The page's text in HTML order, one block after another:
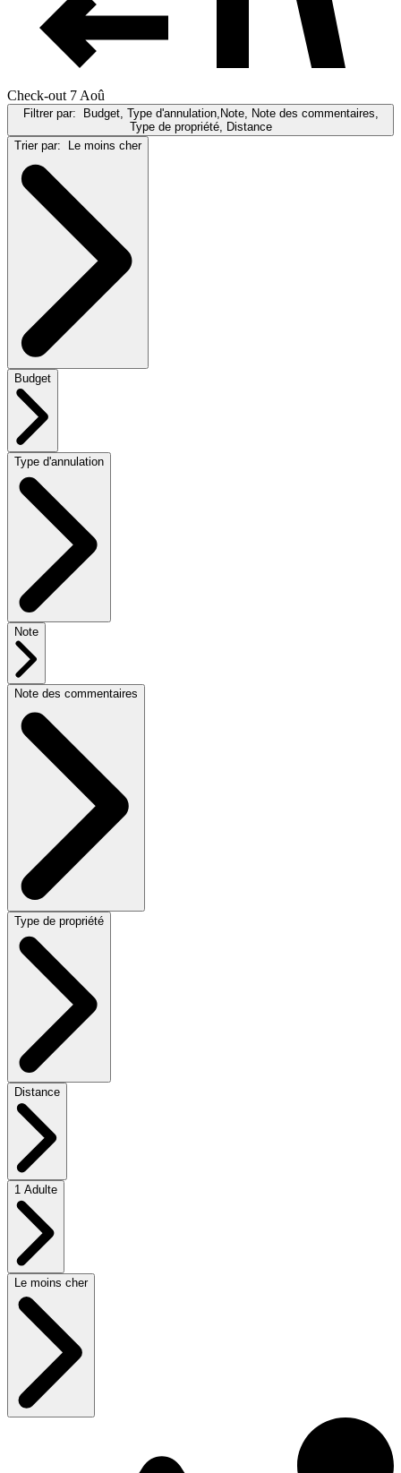
Check-out 7 Aoû
Filtrer par: Budget, Type d'annulation,Note, Note des commentaires,
Type de propriété, Distance
Trier par: Le moins cher
Budget
Type d'annulation
Note
Note des commentaires
Type de propriété
Distance
1 Adulte
Le moins cher